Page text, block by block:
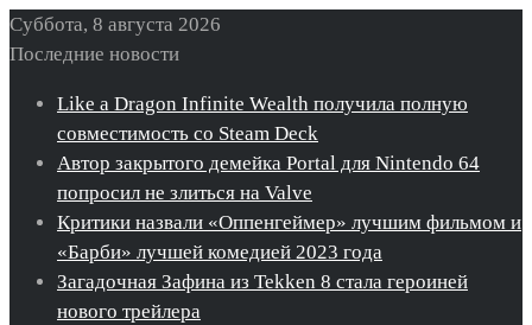
Суббота, 8 августа 2026
Последние новости
Like a Dragon Infinite Wealth получила полную
совместимость со Steam Deck
Автор закрытого демейка Portal для Nintendo 64
попросил не злиться на Valve
Критики назвали «Оппенгеймер» лучшим фильмом и
«Барби» лучшей комедией 2023 года
Загадочная Зафина из Tekken 8 стала героиней
нового трейлера